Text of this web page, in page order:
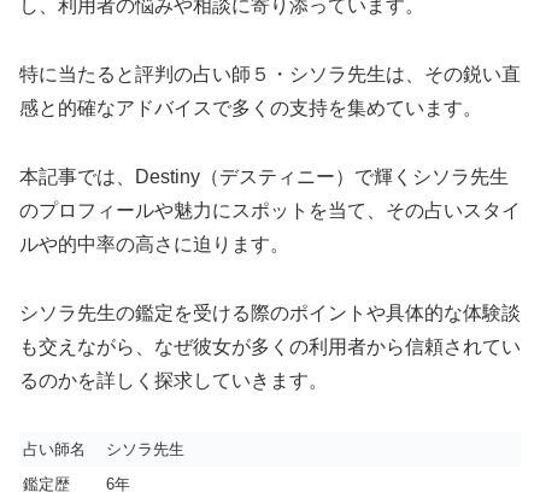
し、利用者の悩みや相談に寄り添っています。
特に当たると評判の占い師５・シソラ先生は、その鋭い直
感と的確なアドバイスで多くの支持を集めています。
本記事では、Destiny（デスティニー）で輝くシソラ先生
のプロフィールや魅力にスポットを当て、その占いスタイ
ルや的中率の高さに迫ります。
シソラ先生の鑑定を受ける際のポイントや具体的な体験談
も交えながら、なぜ彼女が多くの利用者から信頼されてい
るのかを詳しく探求していきます。
占い師名
シソラ先生
鑑定歴
6年